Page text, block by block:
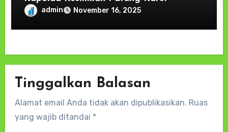
Satsuitubun dan Tegaskan Komitmen
“Brimob Presisi untuk Masyarakat
admin November 16, 2025
Tinggalkan Balasan
Alamat email Anda tidak akan dipublikasikan. Ruas
yang wajib ditandai *